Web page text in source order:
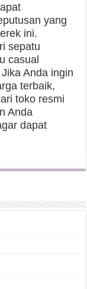
yang
ini.
sepatu
casual
Anda ingin
terbaik,
toko resmi
Anda
dapat